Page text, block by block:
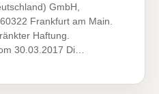
GmbH,
Frankfurt am Main.
Haftung.
30.03.2017 Di…